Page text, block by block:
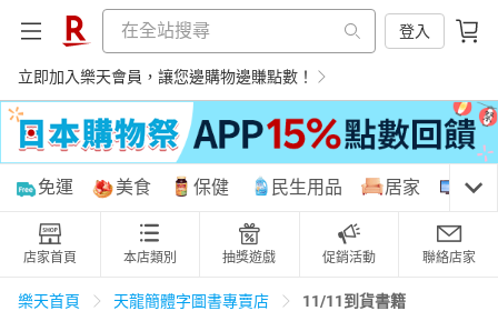
登入
立即加入樂天會員，讓您邊購物邊賺點數！
購物網分類
天天免運 美食蛋糕 養生保健 民生用品
免運 美食 保健 民生用品 居家 3C
店家首頁 本店類別 抽獎遊戲 促銷活動 聯絡店家
樂天首頁 天龍簡體字圖書專賣店 11/11到貨書籍